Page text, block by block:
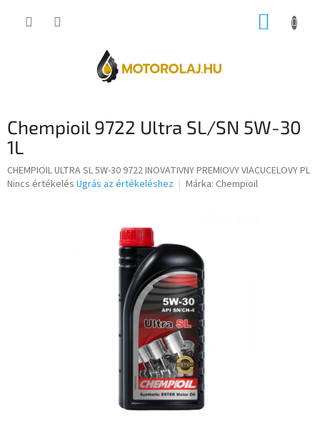
KOSÁR
Chempioil 9722 Ultra SL/SN 5W-30
1L
CHEMPIOIL ULTRA SL 5W-30 9722 INOVATIVNY PREMIOVY VIACUCELOVY PL
A
Nincs értékelés Ugrás az értékeléshez Márka: Chempioil